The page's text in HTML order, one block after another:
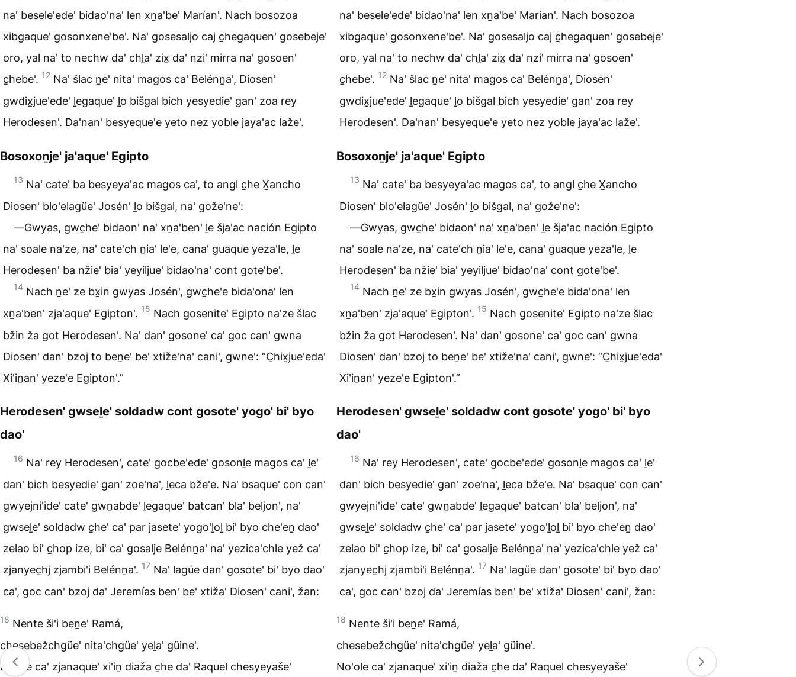
na' besele'ede' bidao'na' len xṉa'be' Marían'. Nach bosozoa
xibgaque' gosonxene'be'. Na' gosesaljo caj c̱hegaquen' gosebeje'
oro, yal na' to nechw da' chḻa' zix̱ da' nzi' mirra na' gosoen'
c̱hebe'. 12 Na' šlac ṉe' nita' magos ca' Belénṉa', Diosen'
gwdix̱jue'ede' ḻegaque' ḻo bišgal bich yesyedie' gan' zoa rey
Herodesen'. Da'nan' besyeque'e yeto nez yoble jaya'ac laže'.
Bosoxoṉje' ja'aque' Egipto
13 Na' cate' ba besyeya'ac magos ca', to angl c̱he X̱ancho
Diosen' blo'elagüe' Josén' ḻo bišgal, na' gože'ne':
―Gwyas, gwc̱he' bidaon' na' xṉa'ben' ḻe šja'ac nación Egipto
na' soale na'ze, na' cate'ch ṉia' le'e, cana' guaque yeza'le, ḻe
Herodesen' ba nžie' bia' yeyiljue' bidao'na' cont gote'be'.
14 Nach ṉe' ze bx̱in gwyas Josén', gwc̱he'e bida'ona' len
xṉa'ben' zja'aque' Egipton'. 15 Nach gosenite' Egipto na'ze šlac
bžin ža got Herodesen'. Na' dan' gosone' ca' goc can' gwna
Diosen' dan' bzoj to beṉe' be' xtiže'na' cani', gwne': “C̱hix̱jue'eda'
Xi'iṉan' yeze'e Egipton'.”
Herodesen' gwseḻe' soldadw cont gosote' yogo' bi' byo
dao'
16 Na' rey Herodesen', cate' gocbe'ede' gosonḻe magos ca' ḻe'
dan' bich besyedie' gan' zoe'na', ḻeca bže'e. Na' bsaque' con can'
gwyejni'ide' cate' gwṉabde' ḻegaque' batcan' bla' beljon', na'
gwseḻe' soldadw c̱he' ca' par jasete' yogo'ḻoḻ bi' byo che'eṉ dao'
zelao bi' c̱hop ize, bi' ca' gosalje Belénṉa' na' yezica'chle yež ca'
zjanyec̱hj zjambi'i Belénṉa'. 17 Na' lagüe dan' gosote' bi' byo dao'
ca', goc can' bzoj da' Jeremías ben' be' xtiža' Diosen' cani', žan:
18 Nente ši'i beṉe' Ramá,
chesebežchgüe' nita'chgüe' yeḻa' güine'.
No'ole ca' zjanaque' xi'iṉ diaža c̱he da' Raquel chesyeyaše'
na' besele'ede' bidao'na' len xṉa'be' Marían'. Nach bosozoa
xibgaque' gosonxene'be'. Na' gosesaljo caj c̱hegaquen' gosebeje'
oro, yal na' to nechw da' chḻa' zix̱ da' nzi' mirra na' gosoen'
c̱hebe'. 12 Na' šlac ṉe' nita' magos ca' Belénṉa', Diosen'
gwdix̱jue'ede' ḻegaque' ḻo bišgal bich yesyedie' gan' zoa rey
Herodesen'. Da'nan' besyeque'e yeto nez yoble jaya'ac laže'.
Bosoxoṉje' ja'aque' Egipto
13 Na' cate' ba besyeya'ac magos ca', to angl c̱he X̱ancho
Diosen' blo'elagüe' Josén' ḻo bišgal, na' gože'ne':
―Gwyas, gwc̱he' bidaon' na' xṉa'ben' ḻe šja'ac nación Egipto
na' soale na'ze, na' cate'ch ṉia' le'e, cana' guaque yeza'le, ḻe
Herodesen' ba nžie' bia' yeyiljue' bidao'na' cont gote'be'.
14 Nach ṉe' ze bx̱in gwyas Josén', gwc̱he'e bida'ona' len
xṉa'ben' zja'aque' Egipton'. 15 Nach gosenite' Egipto na'ze šlac
bžin ža got Herodesen'. Na' dan' gosone' ca' goc can' gwna
Diosen' dan' bzoj to beṉe' be' xtiže'na' cani', gwne': “C̱hix̱jue'eda'
Xi'iṉan' yeze'e Egipton'.”
Herodesen' gwseḻe' soldadw cont gosote' yogo' bi' byo
dao'
16 Na' rey Herodesen', cate' gocbe'ede' gosonḻe magos ca' ḻe'
dan' bich besyedie' gan' zoe'na', ḻeca bže'e. Na' bsaque' con can'
gwyejni'ide' cate' gwṉabde' ḻegaque' batcan' bla' beljon', na'
gwseḻe' soldadw c̱he' ca' par jasete' yogo'ḻoḻ bi' byo che'eṉ dao'
zelao bi' c̱hop ize, bi' ca' gosalje Belénṉa' na' yezica'chle yež ca'
zjanyec̱hj zjambi'i Belénṉa'. 17 Na' lagüe dan' gosote' bi' byo dao'
ca', goc can' bzoj da' Jeremías ben' be' xtiža' Diosen' cani', žan:
18 Nente ši'i beṉe' Ramá,
chesebežchgüe' nita'chgüe' yeḻa' güine'.
No'ole ca' zjanaque' xi'iṉ diaža c̱he da' Raquel chesyeyaše'